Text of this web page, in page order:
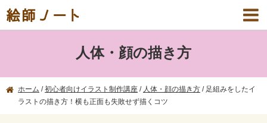
絵師ノート
人体・顔の描き方
ホーム /初心者向けイラスト制作講座 / 人体・顔の描き方 / 足組みをしたイ
ラストの描き方！横も正面も失敗せず描くコツ